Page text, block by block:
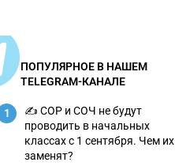
ПОПУЛЯРНОЕ В НАШЕМ
TELEGRAM-КАНАЛЕ
1
✍️ СОР и СОЧ не будут
проводить в начальных
классах с 1 сентября. Чем их
заменят?